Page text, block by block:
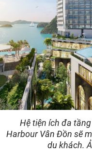
Hệ tiện ích đa
Harbour Vân Đồn sẽ
du khách.